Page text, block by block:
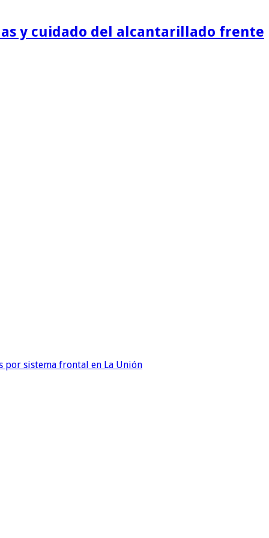
y cuidado del alcantarillado frente
por sistema frontal en La Unión